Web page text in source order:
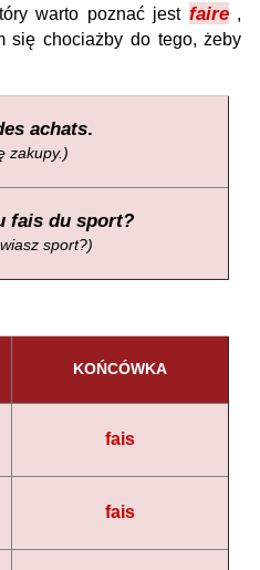
warto poznać jest faire,
się chociażby do tego, żeby
achats.
zakupy.)
fais du sport?
sport?)
KOŃCÓWKA
fais
fais